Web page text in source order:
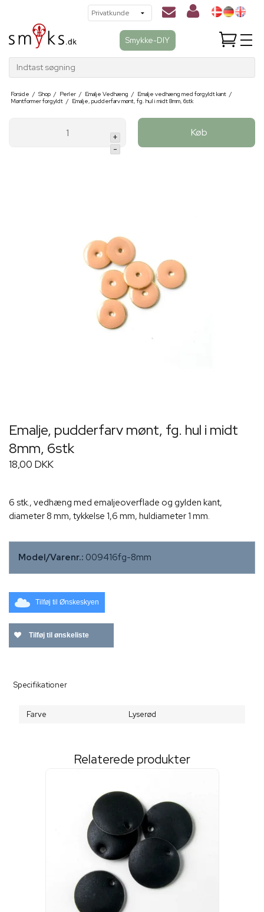
Smykke-DIY
Indtast søgning
Forside / Shop / Perler / Emalje Vedhæng / Emalje vedhæng med forgyldt kant /
Møntformer forgyldt / Emalje, pudderfarv mønt, fg. hul i midt 8mm, 6stk
+
-
Køb
Emalje, pudderfarv mønt, fg. hul i midt
8mm, 6stk
18,00 DKK
6 stk., vedhæng med emaljeoverflade og gylden kant,
diameter 8 mm, tykkelse 1,6 mm, huldiameter 1 mm.
Model/Varenr.: 009416fg-8mm
Tilføj til Ønskeskyen
Tilføj til ønskeliste
Specifikationer
Farve Lyserød
Relaterede produkter